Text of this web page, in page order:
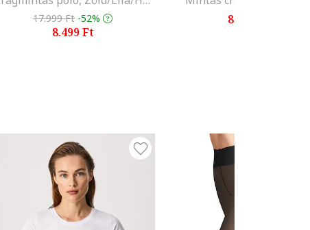
17.999 Ft -52%
8.499 Ft
8.899 Ft